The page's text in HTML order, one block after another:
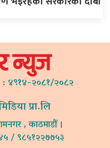
: ४९१४-२०८१/२०८२
प्रा.लि
, काठमाडौं ।
/ ९८५१२२७७५३